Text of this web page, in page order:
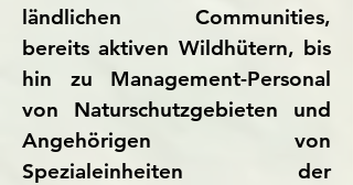
ländlichen Communities,
bereits aktiven Wildhütern, bis
hin zu Management-Personal
von Naturschutzgebieten und
Angehörigen von
Spezialeinheiten der